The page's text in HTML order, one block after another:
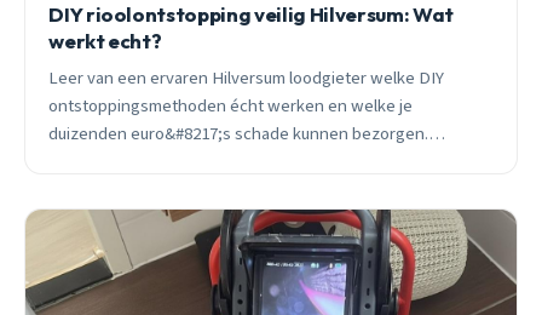
DIY rioolontstopping veilig Hilversum: Wat
werkt echt?
Leer van een ervaren Hilversum loodgieter welke DIY
ontstoppingsmethoden écht werken en welke je
duizenden euro&#8217;s schade kunnen bezorgen.